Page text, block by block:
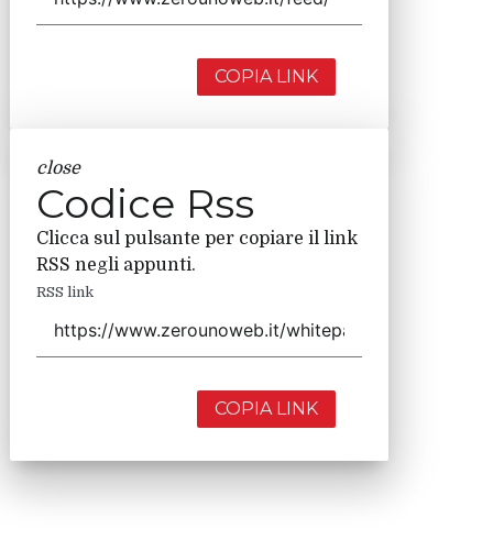
COPIA LINK
close
Codice Rss
Clicca sul pulsante per copiare il link
RSS negli appunti.
RSS link
COPIA LINK